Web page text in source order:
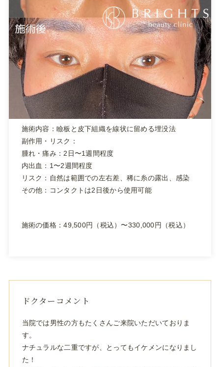
施術内容：瞼板と皮下組織を線状に留める埋没法
副作用・リスク：
腫れ・痛み：2日〜1週間程度
内出血：1〜2週間程度
リスク：自然は範囲での左右差、稀に糸の露出、感染
その他：コンタクトは2日後から使用可能
施術の価格：49,500円（税込）〜330,000円（税込）
ドクターコメント
当院では男性の方もたくさんご来院いただいておりま
す。
ナチュラルな二重ですが、とってもイケメンになりまし
た！